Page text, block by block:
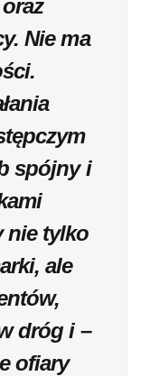
Nie ma
spójny i
nie tylko
ale
dróg i –
ofiary